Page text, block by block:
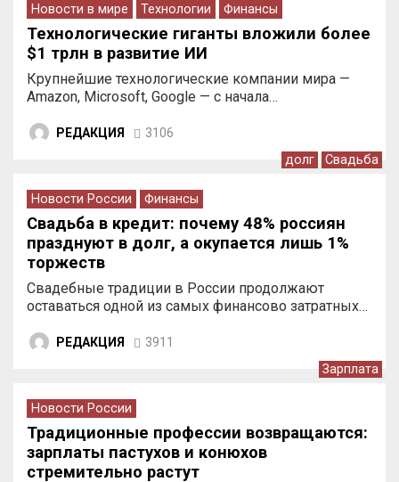
Новости в мире Технологии Финансы
Технологические гиганты вложили более
$1 трлн в развитие ИИ
Крупнейшие технологические компании мира —
Amazon, Microsoft, Google — с начала…
РЕДАКЦИЯ 3106
долг Свадьба
Новости России Финансы
Свадьба в кредит: почему 48% россиян
празднуют в долг, а окупается лишь 1%
торжеств
Свадебные традиции в России продолжают
оставаться одной из самых финансово затратных…
РЕДАКЦИЯ 3911
Зарплата
Новости России
Традиционные профессии возвращаются:
зарплаты пастухов и конюхов
стремительно растут